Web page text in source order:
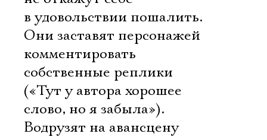
в удовольствии пошалить.
Они заставят персонажей
комментировать
собственные реплики
(«Тут у автора хорошее
слово, но я забыла»).
Водрузят на авансцену